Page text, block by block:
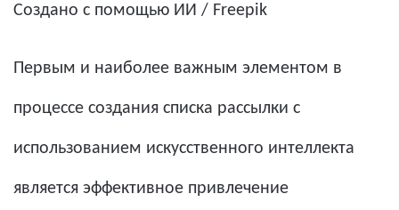
Создано с помощью ИИ / Freepik
Первым и наиболее важным элементом в
процессе создания списка рассылки с
использованием искусственного интеллекта
является эффективное привлечение